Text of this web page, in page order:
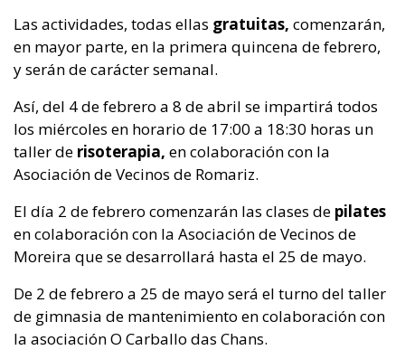
Las actividades, todas ellas gratuitas, comenzarán,
en mayor parte, en la primera quincena de febrero,
y serán de carácter semanal.
Así, del 4 de febrero a 8 de abril se impartirá todos
los miércoles en horario de 17:00 a 18:30 horas un
taller de risoterapia, en colaboración con la
Asociación de Vecinos de Romariz.
El día 2 de febrero comenzarán las clases de pilates
en colaboración con la Asociación de Vecinos de
Moreira que se desarrollará hasta el 25 de mayo.
De 2 de febrero a 25 de mayo será el turno del taller
de gimnasia de mantenimiento en colaboración con
la asociación O Carballo das Chans.